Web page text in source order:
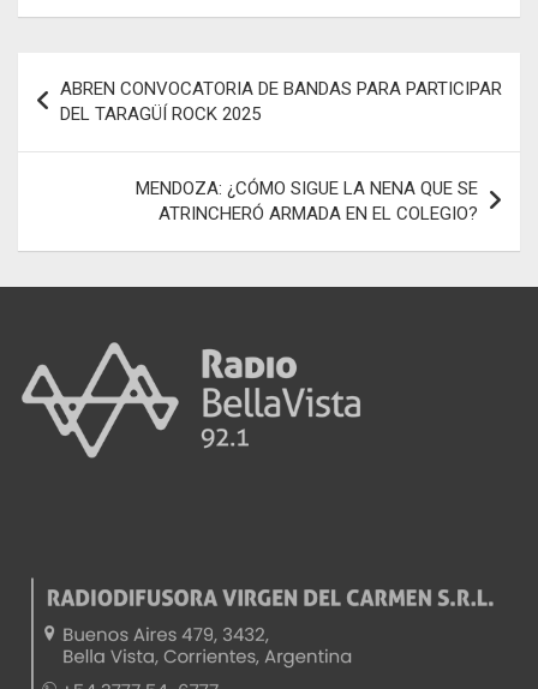
b
o
k
s
p
p
n
er
gr
m
m
p
ar
tir
de
entradas
ABREN CONVOCATORIA DE BANDAS PARA PARTICIPAR
DEL TARAGÜÍ ROCK 2025
MENDOZA: ¿CÓMO SIGUE LA NENA QUE SE
ATRINCHERÓ ARMADA EN EL COLEGIO?